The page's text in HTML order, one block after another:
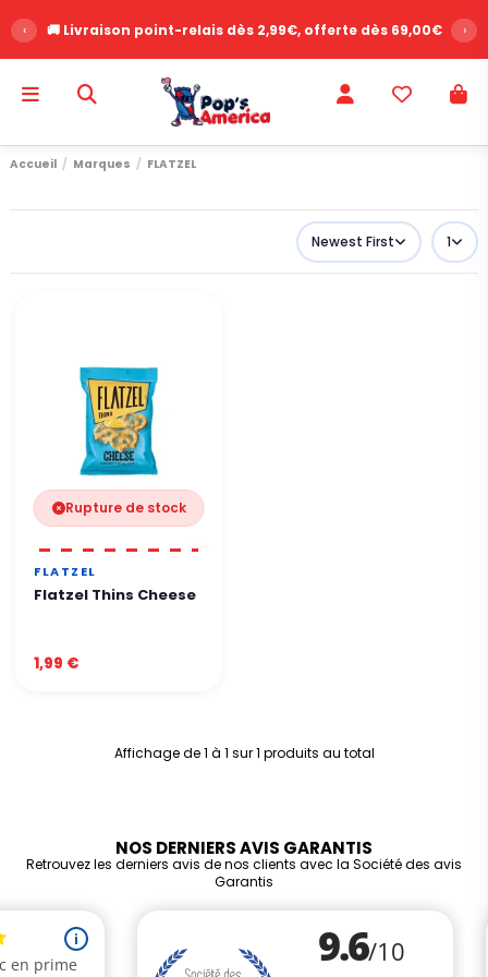
‹ 🚚 Livraison point-relais dès 2,99€, offerte dès 69,00€ ›
Accueil Marques FLATZEL
Newest First 1
Rupture de stock
FLATZEL
Flatzel Thins Cheese
1,99 €
Affichage de 1 à 1 sur 1 produits au total
NOS DERNIERS AVIS GARANTIS
Retrouvez les derniers avis de nos clients avec la Société des avis
Garantis